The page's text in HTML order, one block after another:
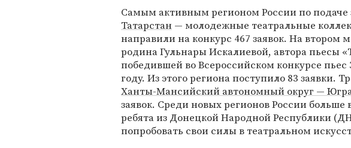
Самым активным регионом России по подаче
Татарстан — молодежные театральные
направили на конкурс 467 заявок. На втором
родина Гульнары Искалиевой, автора пьесы
победившей во Всероссийском конкурсе
году. Из этого региона поступило 83 заявки.
Ханты-Мансийский автономный округ —
заявок. Среди новых регионов России больше
ребята из Донецкой Народной Республики
попробовать свои силы в театральном